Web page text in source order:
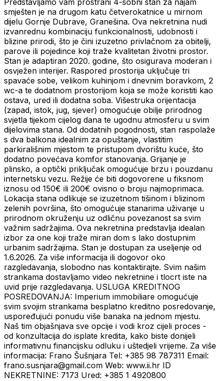
Predstavljamo vam prostrani 4-sobni stan za najam
smješten je na drugom katu četverokatnice u mirnom
dijelu Gornje Dubrave, Granešina. Ova nekretnina nudi
izvanrednu kombinaciju funkcionalnosti, udobnosti i
blizine prirodi, što je čini izuzetno privlačnom za obitelji,
parove ili pojedince koji traže kvalitetan životni prostor.
Stan je adaptiran 2020. godine, što osigurava moderan i
osvježen interijer. Raspored prostorija uključuje tri
spavaće sobe, velikom kuhinjom i dnevnim boravkom, 2
wc-a te dodatnom prostorijom koja se može koristiti kao
ostava, ured ili dodatna soba. Višestruka orijentacija
(zapad, istok, jug, sjever) omogućuje obilje prirodnog
svjetla tijekom cijelog dana te ugodnu atmosferu u svim
dijelovima stana. Od dodatnih pogodnosti, stan raspolaže
s dva balkona idealnim za opuštanje, vlastitim
parkirališnim mjestom te pristupom dvorištu kuće, što
dodatno povećava komfor stanovanja. Grijanje je
plinsko, a optički priključak omogućuje brzu i pouzdanu
internetsku vezu. Režije će biti dogovorene u fiksnom
iznosu od 150€ ili 200€ ovisno o broju najmoprimaca.
Lokacija stana odlikuje se izuzetnom tišinom i blizinom
zelenih površina, što omogućuje stanarima uživanje u
prirodnom okruženju uz odličnu povezanost sa svim
važnim sadržajima. Ova nekretnina predstavlja idealan
izbor za one koji traže miran dom s lako dostupnim
urbanim sadržajima. Stan je dostupan za useljenje od
1.6.2026. Za više informacija ili dogovor oko
razgledavanja, slobodno nas kontaktirajte. Svim našim
strankama dostavljamo video nekretnine i tlocrt iste na
uvid prije razgledavanja. USLUGA KREDITNOG
POSREDOVANJA: Imperium immobiliare omogućuje
svim svojim strankama besplatno kreditno posredovanje,
uspoređujući ponudu više banaka na jednom mjestu.
Naš tim objašnjava sve opcije i vodi kroz cijeli proces -
od konzultacija do isplate kredita, kako biste donijeli
informativnu financijsku odluku i uštedjeli vrijeme. Za više
informacija: Frano Šušnjara Tel: +385 98 787311 Email:
frano.susnjara@gmail.com Web: www.ii.hr ID
NEKRETNINE: 7173 Ured: +385 1 4920800